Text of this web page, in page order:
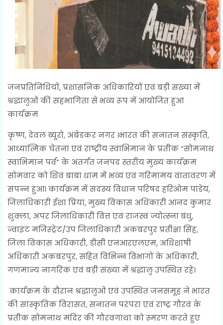
जनप्रतिनिधियों, प्रशासनिक अधिकारियों एवं बड़ी संख्या में
श्रद्धालुओं की सहभागिता से भव्य रूप में आयोजित हुआ
कार्यक्रम
कृष्ण, देवल ब्यूरो, अंबेडकर नगर ।भारत की सनातन संस्कृति,
आध्यात्मिक चेतना एवं राष्ट्रीय स्वाभिमान के प्रतीक “सोमनाथ
स्वाभिमान पर्व” के अंतर्गत जनपद स्तरीय मुख्य कार्यक्रम
सोमवार को शिव बाबा धाम में भव्य एवं गरिमामय वातावरण में
संपन्न हुआ। कार्यक्रम में सदस्य विधान परिषद हरिओम पांडेय,
जिलाधिकारी ईशा प्रिया, मुख्य विकास अधिकारी आनंद कुमार
शुक्ला, अपर जिलाधिकारी वित्त एवं राजस्व ज्योत्स्ना बंधु,
ज्वाइंट मजिस्ट्रेट/उप जिलाधिकारी अकबरपुर प्रतीक्षा सिंह,
जिला विकास अधिकारी, डीसी एनआरएलएम, अधिशाषी
अधिकारी अकबरपुर, सहित विभिन्न विभागों के अधिकारी,
गणमान्य नागरिक एवं बड़ी संख्या में श्रद्धालु उपस्थित रहे।
कार्यक्रम के दौरान श्रद्धालुओं एवं उपस्थित जनसमूह ने भारत
की सांस्कृतिक विरासत, सनातन परंपरा एवं राष्ट्र गौरव के
प्रतीक सोमनाथ मंदिर की गौरवगाथा को स्मरण करते हुए